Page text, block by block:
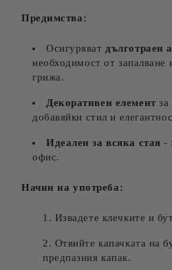
Предимства:
Осигуряват дълготраен
необходимост от запалване
грижа.
Декоративен елемент
добавяйки стил и
Идеален за всяка стая -
офис.
Начин на употреба:
Извадете клечките и
Отвийте капачката на
предпазния капак.